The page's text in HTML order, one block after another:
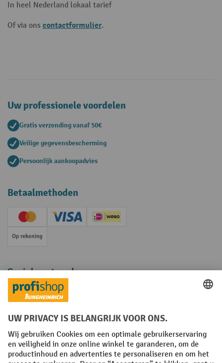
In heel Nederland lokaal tarief
Of via ons contactformulier.
Uw professionele voordelen
Gratis verzending vanaf 50€
Veilige gegevensbescherming
Persoonlijk aankoopadvies
Betaalmethoden
Creditcard (Master)Creditcard (Visa)iDEAL | Wero
Op rekening
Sociale netwerken
Facebook
YouTube
LinkedInInstagram
Algemene leveringsvoorwaarden Copyright